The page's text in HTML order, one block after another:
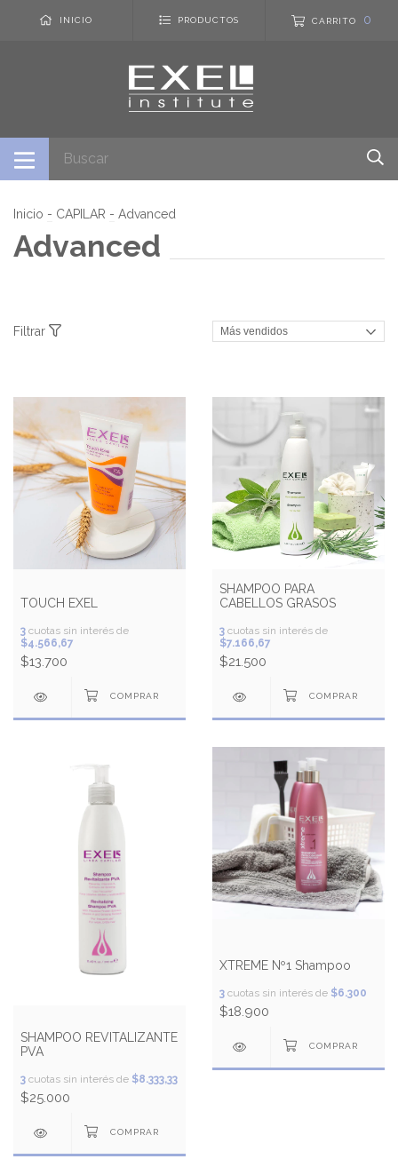
INICIO PRODUCTOS CARRITO 0
Inicio - CAPILAR - Advanced
Advanced
Filtrar
TOUCH EXEL
3 cuotas sin interés de
$4.566,67
$13.700
SHAMPOO PARA
CABELLOS GRASOS
3 cuotas sin interés de
$7.166,67
$21.500
SHAMPOO REVITALIZANTE
PVA
3 cuotas sin interés de $8.333,33
$25.000
XTREME Nº1 Shampoo
3 cuotas sin interés de $6.300
$18.900